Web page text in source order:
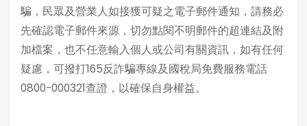
騙，民眾及營業人如接獲可疑之電子郵件通知，請務必
先確認電子郵件來源，切勿點閱不明郵件的超連結及附
加檔案，也不任意輸入個人或公司有關資訊，如有任何
疑慮，可撥打165反詐騙專線及國稅局免費服務電話
0800-000321查證，以確保自身權益。